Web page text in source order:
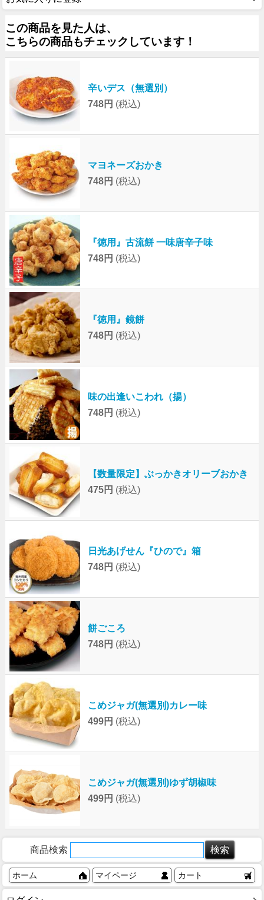
この商品を見た人は、
こちらの商品もチェックしています！
辛いデス（無選別）
748円 (税込)
マヨネーズおかき
748円 (税込)
『徳用』古流餅 一味唐辛子味
748円 (税込)
『徳用』鏡餅
748円 (税込)
味の出逢いこわれ（揚）
748円 (税込)
【数量限定】ぶっかきオリーブおかき
475円 (税込)
日光あげせん『ひので』箱
748円 (税込)
餅ごころ
748円 (税込)
こめジャガ(無選別)カレー味
499円 (税込)
こめジャガ(無選別)ゆず胡椒味
499円 (税込)
商品検索
ホーム マイページ カート